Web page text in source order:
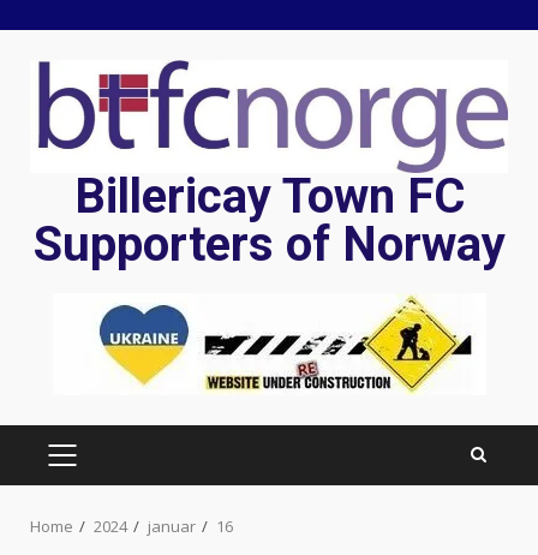
content
Billericay Town FC
Supporters of Norway
PRIMARY
MENU
Home 2024 januar 16